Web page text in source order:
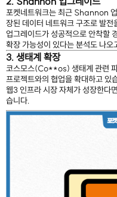
포켓네트워크는 최근 Shannon
장된 데이터 네트워크 구조로 발전
업그레이드가 성공적으로 안착할
확장 가능성이 있다는 분석도 나오
3. 생태계 확장
코스모스(Co**os) 생태계 관련
프로젝트와의 협업을 확대하고 있
웹3 인프라 시장 자체가 성장한다
습니다.